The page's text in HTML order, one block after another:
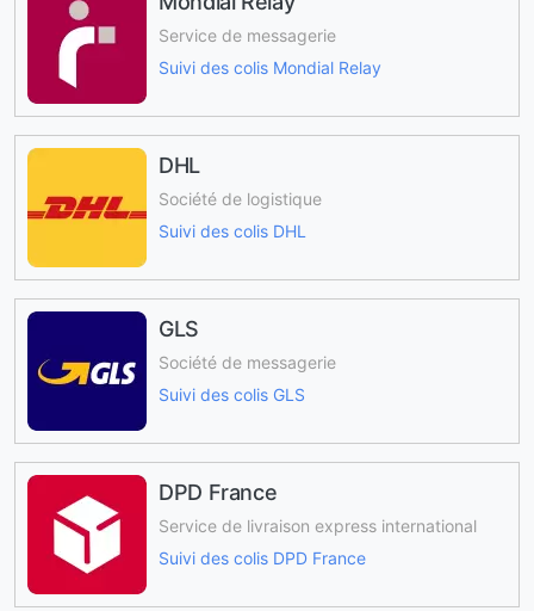
Service de messagerie
Suivi des colis Mondial Relay
DHL
Société de logistique
Suivi des colis DHL
GLS
Société de messagerie
Suivi des colis GLS
DPD France
Service de livraison express international
Suivi des colis DPD France